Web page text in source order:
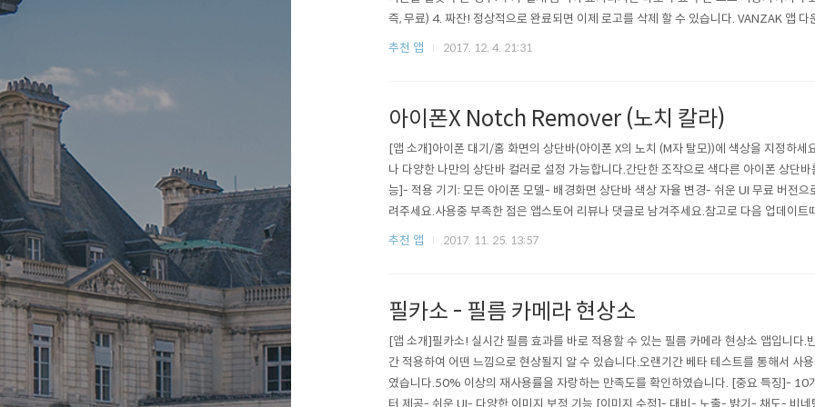
즉, 무료) 4. 짜잔! 정상적으로 완료되면 이제 로고를 삭제 할 수 있습니다. VANZAK 앱
1p
추천 앱 2017. 12. 4. 21:31
아이폰X Notch Remover (노치 칼라)
[앱 소개]아이폰 대기/홈 화면의 상단바(아이폰 X의 노치 (M자 탈모))에 색상을 지정하세
나 다양한 나만의 상단바 컬러로 설정 가능합니다.간단한 조작으로 색다른 아이폰 상단
능]- 적용 기기: 모든 아이폰 모델- 배경화면 상단바 색상 자율 변경- 쉬운 UI 무료 버전으
려주세요.사용중 부족한 점은 앱스토어 리뷰나 댓글로 남겨주세요.참고로 다음 업데이트
할 예정입니다.감사합니다. [노치 칼라 무료 다운로드]https://goo.gl/nbAmio
추천 앱 2017. 11. 25. 13:57
필카소 - 필름 카메라 현상소
[앱 소개]필카소! 실시간 필름 효과를 바로 적용할 수 있는 필름 카메라 현상소 앱입니다.
간 적용하여 어떤 느낌으로 현상될지 알 수 있습니다.오랜기간 베타 테스트를 통해서 사
였습니다.50% 이상의 재사용률을 자랑하는 만족도를 확인하였습니다. [중요 특징]- 10
터 제공- 쉬운 UI- 다양한 이미지 보정 기능 [이미지 수정]- 대비- 노출- 밝기- 채도- 비